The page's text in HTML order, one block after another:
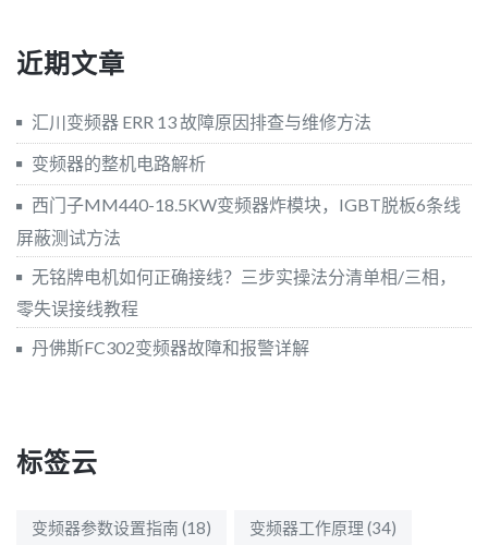
近期文章
汇川变频器 ERR 13 故障原因排查与维修方法
变频器的整机电路解析
西门子MM440-18.5KW变频器炸模块，IGBT脱板6条线
屏蔽测试方法
无铭牌电机如何正确接线？三步实操法分清单相/三相，
零失误接线教程
丹佛斯FC302变频器故障和报警详解
标签云
变频器参数设置指南 (18) 变频器工作原理 (34)